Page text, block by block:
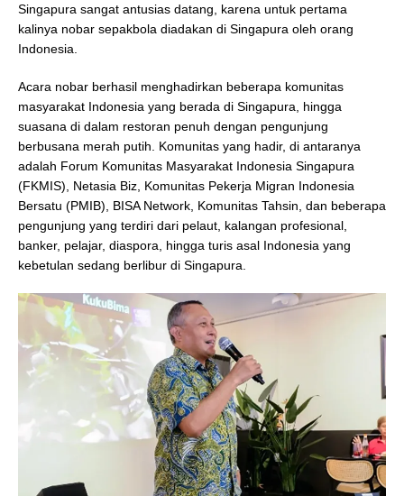
Singapura sangat antusias datang, karena untuk pertama
kalinya nobar sepakbola diadakan di Singapura oleh orang
Indonesia.
Acara nobar berhasil menghadirkan beberapa komunitas
masyarakat Indonesia yang berada di Singapura, hingga
suasana di dalam restoran penuh dengan pengunjung
berbusana merah putih. Komunitas yang hadir, di antaranya
adalah Forum Komunitas Masyarakat Indonesia Singapura
(FKMIS), Netasia Biz, Komunitas Pekerja Migran Indonesia
Bersatu (PMIB), BISA Network, Komunitas Tahsin, dan beberapa
pengunjung yang terdiri dari pelaut, kalangan profesional,
banker, pelajar, diaspora, hingga turis asal Indonesia yang
kebetulan sedang berlibur di Singapura.